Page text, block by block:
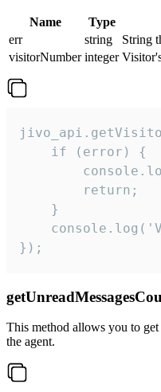
Name Type
err
string
String
visitorNumber integer
    if (error) {
        return;
    }
});
This method allows you to
the agent.